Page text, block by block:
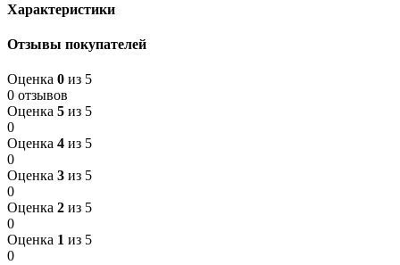
Характеристики
Отзывы покупателей
Оценка 0 из 5
0 отзывов
Оценка 5 из 5
0
Оценка 4 из 5
0
Оценка 3 из 5
0
Оценка 2 из 5
0
Оценка 1 из 5
0